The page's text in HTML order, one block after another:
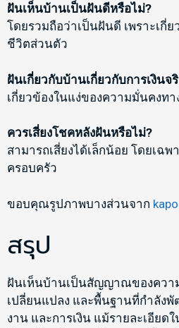
ฝันเห็นบ้านเป็นฝันดีหรือไม่?
โดยรวมถือว่าเป็นฝันดี เพราะเกี่
ชีวิตส่วนตัว
ฝันเกี่ยวกับบ้านเกี่ยวกับการเงินจ
เกี่ยวข้องในแง่ของความมั่นคงท
ควรเสี่ยงโชคหลังฝันหรือไม่?
สามารถเสี่ยงได้เล็กน้อย โดยเฉ
ครอบครัว
ขอบคุณรูปภาพบางส่วนจาก
สรุป
ฝันเห็นบ้านเป็นสัญญาณของควา
เปลี่ยนแปลง และพื้นฐานที่กำลัง
งาน และการเงิน แม้รายละเอียด